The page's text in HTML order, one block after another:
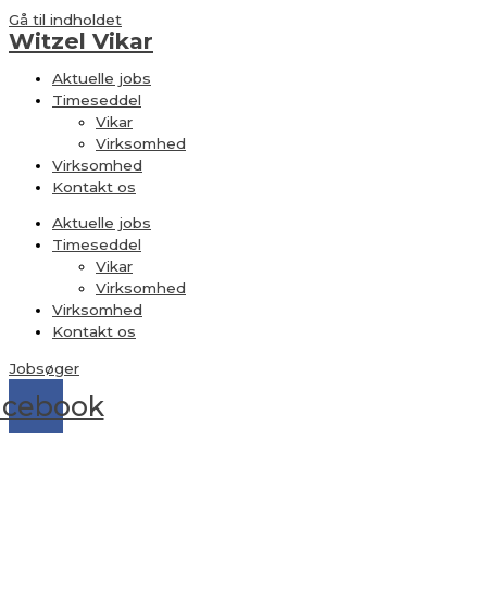
Gå til indholdet
Witzel Vikar
Aktuelle jobs
Timeseddel
Vikar
Virksomhed
Virksomhed
Kontakt os
Aktuelle jobs
Timeseddel
Vikar
Virksomhed
Virksomhed
Kontakt os
Jobsøger